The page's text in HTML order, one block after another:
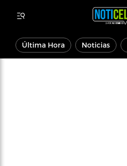
Última Hora Noticias